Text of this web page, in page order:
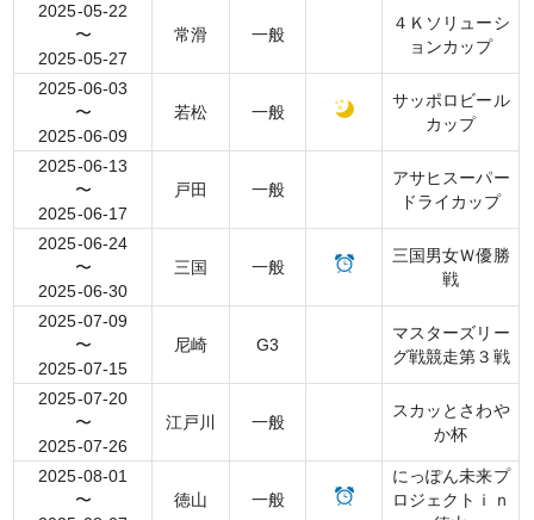
2025-05-22
〜
2025-05-27
常滑 一般
４Ｋソリューシ
ョンカップ
2025-06-03
〜
2025-06-09
若松 一般
サッポロビール
カップ
2025-06-13
〜
2025-06-17
戸田 一般
アサヒスーパー
ドライカップ
2025-06-24
〜
2025-06-30
三国 一般
三国男女Ｗ優勝
戦
2025-07-09
〜
2025-07-15
尼崎 G3
マスターズリー
グ戦競走第３戦
2025-07-20
〜
2025-07-26
江戸川 一般
スカッとさわや
か杯
2025-08-01
〜
徳山 一般
にっぽん未来プ
ロジェクトｉｎ